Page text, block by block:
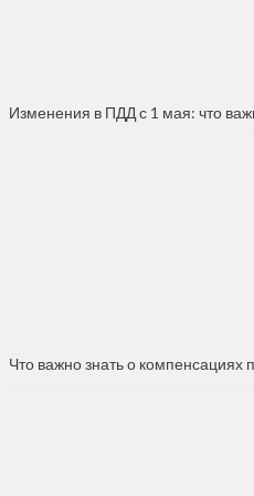
Изменения в ПДД с 1 мая: что
Что важно знать о компенсациях